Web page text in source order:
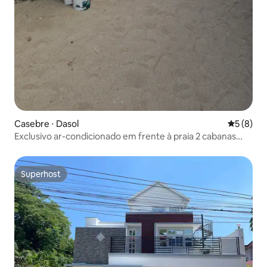
Casebre ⋅ Dasol 5 de
5 (8)
Exclusivo ar-condicionado em frente à praia 2 cabanas
Superhost
Superhost